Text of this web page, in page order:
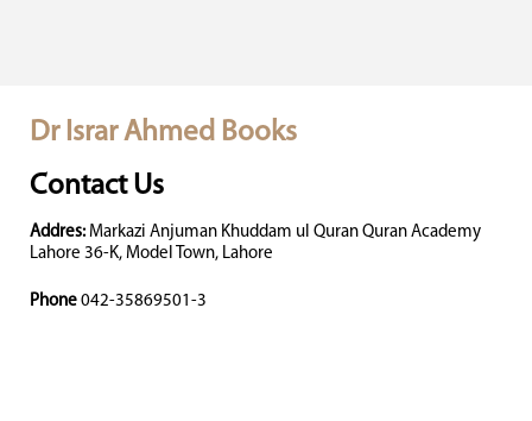
Dr Israr Ahmed Books
Contact Us
Addres: Markazi Anjuman Khuddam ul Quran Quran Academy
Lahore 36-K, Model Town, Lahore
Phone 042-35869501-3